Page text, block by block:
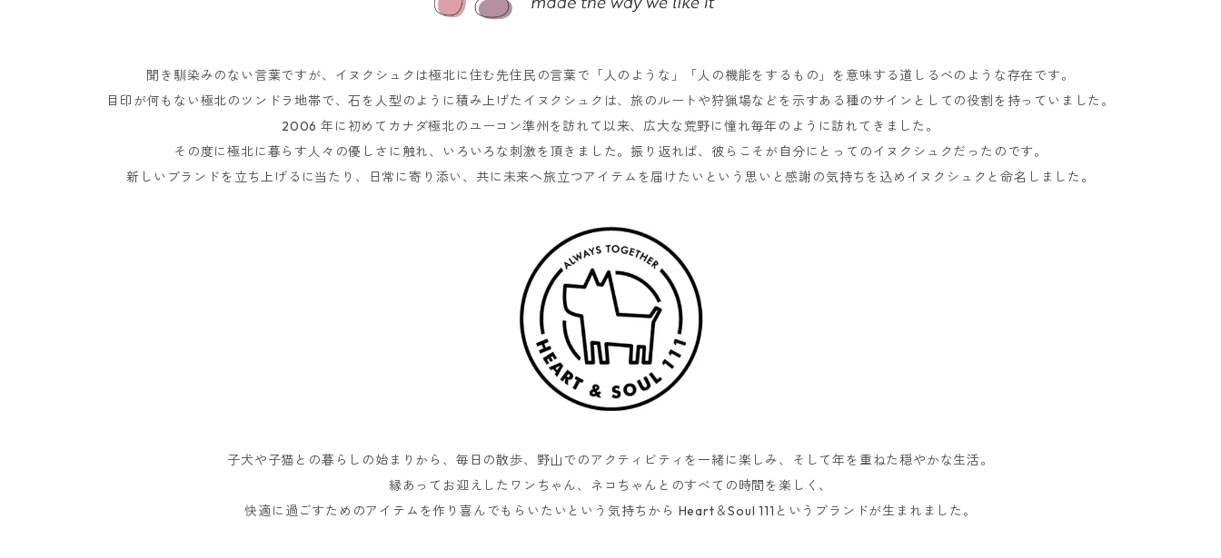
聞き馴染みのない言葉ですが、イヌクシュクは極北に住む先住民の言葉で「人のような」「人の機能をするもの」を意味する道しるべのような存在です。
目印が何もない極北のツンドラ地帯で、石を人型のように積み上げたイヌクシュクは、旅のルートや狩猟場などを示すある種のサインとしての役割を持っていました。
2006 年に初めてカナダ極北のユーコン準州を訪れて以来、広大な荒野に憧れ毎年のように訪れてきました。
その度に極北に暮らす人々の優しさに触れ、いろいろな刺激を頂きました。振り返れば、彼らこそが自分にとってのイヌクシュクだったのです。
新しいブランドを立ち上げるに当たり、日常に寄り添い、共に未来へ旅立つアイテムを届けたいという思いと感謝の気持ちを込めイヌクシュクと命名しました。
子犬や子猫との暮らしの始まりから、毎日の散歩、野山でのアクティビティを一緒に楽しみ、そして年を重ねた穏やかな生活。
縁あってお迎えしたワンちゃん、ネコちゃんとのすべての時間を楽しく、
快適に過ごすためのアイテムを作り喜んでもらいたいという気持ちから Heart＆Soul 111というブランドが生まれました。